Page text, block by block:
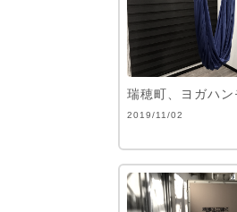
瑞穂町、ヨガハン
2019/11/02